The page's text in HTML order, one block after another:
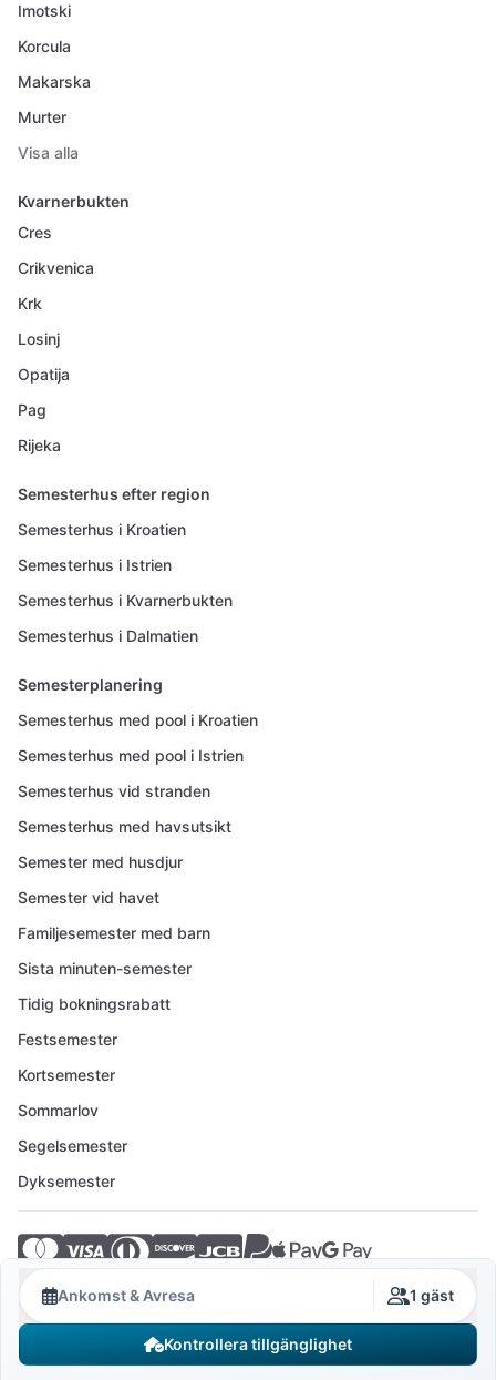
Ankomst & Avresa 1 gäst
Kontrollera tillgänglighet
Imotski
Korcula
Makarska
Murter
Visa alla
Kvarnerbukten
Cres
Crikvenica
Krk
Losinj
Opatija
Pag
Rijeka
Semesterhus efter region
Semesterhus i Kroatien
Semesterhus i Istrien
Semesterhus i Kvarnerbukten
Semesterhus i Dalmatien
Semesterplanering
Semesterhus med pool i Kroatien
Semesterhus med pool i Istrien
Semesterhus vid stranden
Semesterhus med havsutsikt
Semester med husdjur
Semester vid havet
Familjesemester med barn
Sista minuten-semester
Tidig bokningsrabatt
Festsemester
Kortsemester
Sommarlov
Segelsemester
Dyksemester
© 2026 Crovillas GmbH